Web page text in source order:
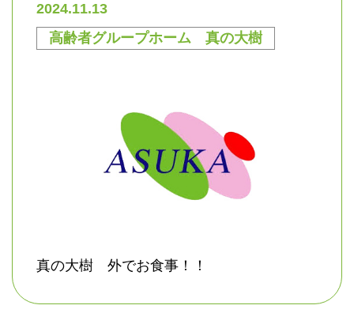
2024.11.13
高齢者グループホーム 真の大樹
真の大樹 外でお食事！！